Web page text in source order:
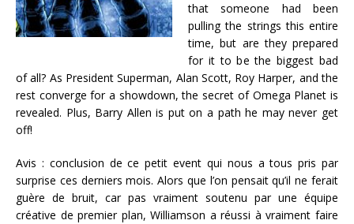
that someone had been
pulling the strings this entire
time, but are they prepared
for it to be the biggest bad
of all? As President Superman, Alan Scott, Roy Harper, and the
rest converge for a showdown, the secret of Omega Planet is
revealed. Plus, Barry Allen is put on a path he may never get
off!
Avis : conclusion de ce petit event qui nous a tous pris par
surprise ces derniers mois. Alors que l’on pensait qu’il ne ferait
guère de bruit, car pas vraiment soutenu par une équipe
créative de premier plan, Williamson a réussi à vraiment faire